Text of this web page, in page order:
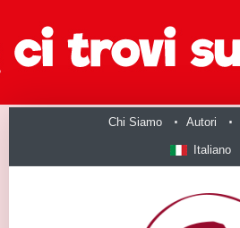
Chi Siamo Autori
Italiano